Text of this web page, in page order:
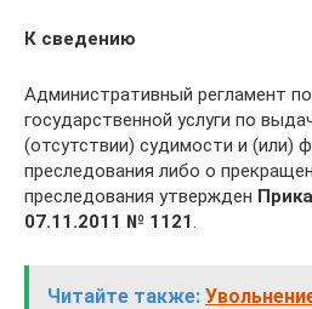
К сведению
Административный регламент
государственной услуги по
(отсутствии) судимости и (или)
преследования либо о
преследования утвержден
07.11.2011 № 1121
Читайте также: